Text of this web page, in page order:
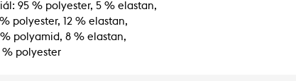
95 % polyester, 5 % elastan,
% polyester, 12 % elastan,
% polyamid, 8 % elastan,
% polyester